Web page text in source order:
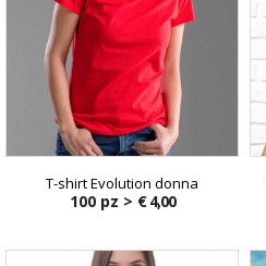
T-shirt Evolution donna
100 pz > € 4,00